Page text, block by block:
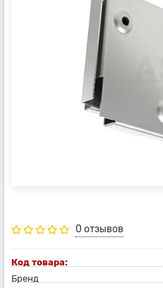
0 отзывов
Код товара:
Бренд